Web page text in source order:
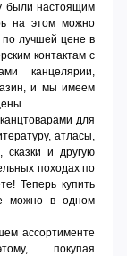
были настоящим
на этом можно
по лучшей цене в
контактам с
канцелярии,
и мы имеем
для
атласы,
сказки и другую
походах по
Теперь купить
можно в одном
ассортименте
покупая